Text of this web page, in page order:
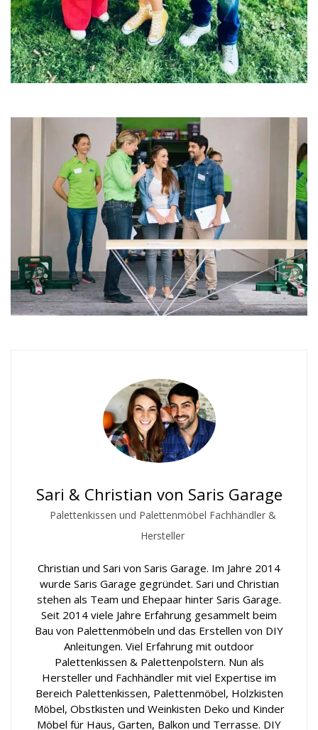
Sari & Christian von Saris Garage
Palettenkissen und Palettenmöbel Fachhändler &
Hersteller
Christian und Sari von Saris Garage. Im Jahre 2014
wurde Saris Garage gegründet. Sari und Christian
stehen als Team und Ehepaar hinter Saris Garage.
Seit 2014 viele Jahre Erfahrung gesammelt beim
Bau von Palettenmöbeln und das Erstellen von DIY
Anleitungen. Viel Erfahrung mit outdoor
Palettenkissen & Palettenpolstern. Nun als
Hersteller und Fachhändler mit viel Expertise im
Bereich Palettenkissen, Palettenmöbel, Holzkisten
Möbel, Obstkisten und Weinkisten Deko und Kinder
Möbel für Haus, Garten, Balkon und Terrasse. DIY